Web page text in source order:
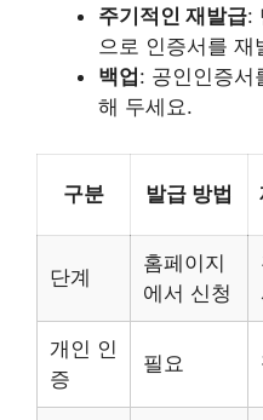
주기적인 재발급:
으로 인증서를 재
백업 : 공인인증서
해 두세요.
구분 발급 방법
단계
홈페이지
에서 신청
개인 인
증
필요